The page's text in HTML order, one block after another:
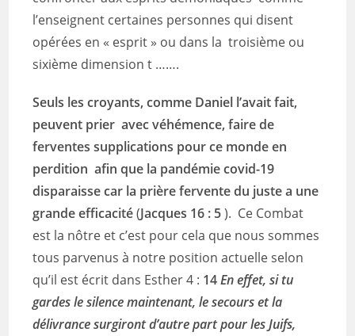
l’enseignent certaines personnes qui disent
opérées en « esprit » ou dans la troisième ou
sixième dimension t …….
Seuls les croyants, comme Daniel l’avait fait,
peuvent prier avec véhémence, faire de
ferventes supplications pour ce monde en
perdition afin que la pandémie covid-19
disparaisse car la prière fervente du juste a une
grande efficacité(Jacques 16 : 5). Ce Combat
est la nôtre et c’est pour cela que nous sommes
tous parvenus à notre position actuelle selon
qu’il est écrit dans Esther 4 : 14En effet, si tu
gardes le silence maintenant, le secours et la
délivrance surgiront d’autre part pour les Juifs,